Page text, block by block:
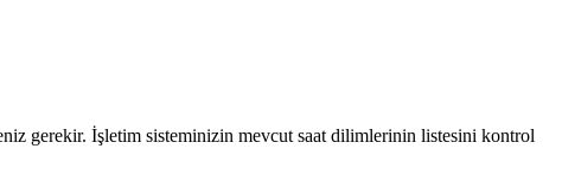
gerekir. İşletim sisteminizin mevcut saat dilimlerinin listesini kontrol